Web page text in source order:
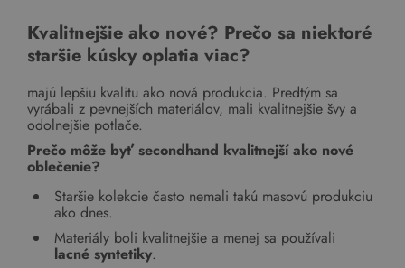
Kvalitnejšie ako nové? Prečo sa niektoré
staršie kúsky oplatia viac?
majú lepšiu kvalitu ako nová produkcia. Predtým sa
vyrábali z pevnejších materiálov, mali kvalitnejšie švy a
odolnejšie potlače.
Prečo môže byť secondhand kvalitnejší ako nové
oblečenie?
Staršie kolekcie často nemali takú masovú produkciu
ako dnes.
Materiály boli kvalitnejšie a menej sa používali
lacné syntetiky.